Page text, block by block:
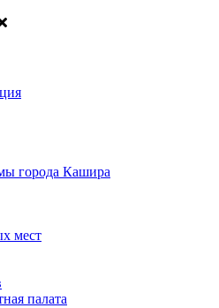
города Кашира
мест
палата